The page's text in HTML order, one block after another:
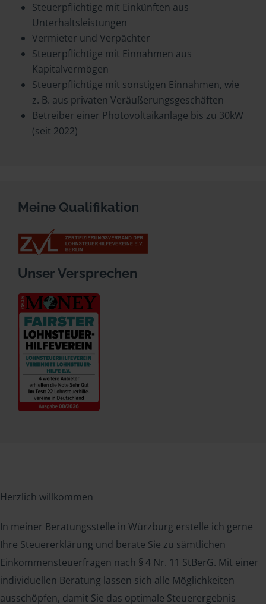
Steuerpflichtige mit Einkünften aus
Unterhaltsleistungen
Vermieter und Verpächter
Steuerpflichtige mit Einnahmen aus
Kapitalvermögen
Steuerpflichtige mit sonstigen Einnahmen, wie
z. B. aus privaten Veräußerungsgeschäften
Betreiber einer Photovoltaikanlage bis zu 30kW
(seit 2022)
Meine Qualifikation
Unser Versprechen
Herzlich willkommen
In meiner Beratungsstelle in Würzburg erstelle ich gerne
Ihre Steuererklärung und berate Sie zu sämtlichen
Einkommensteuerfragen nach § 4 Nr. 11 StBerG. Mit einer
individuellen Beratung lassen sich alle Möglichkeiten
ausschöpfen, damit Sie das optimale Steuerergebnis